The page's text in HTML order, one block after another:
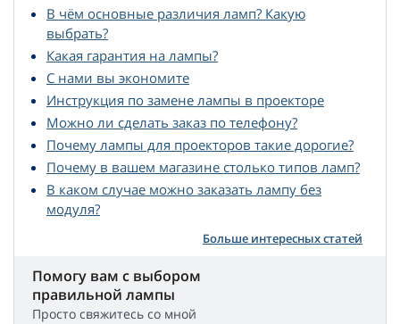
В чём основные различия ламп? Какую
выбрать?
Какая гарантия на лампы?
С нами вы экономите
Инструкция по замене лампы в проекторе
Можно ли сделать заказ по телефону?
Почему лампы для проекторов такие дорогие?
Почему в вашем магазине столько типов ламп?
В каком случае можно заказать лампу без
модуля?
Больше интересных статей
Помогу вам с выбором
правильной лампы
Просто свяжитесь со мной